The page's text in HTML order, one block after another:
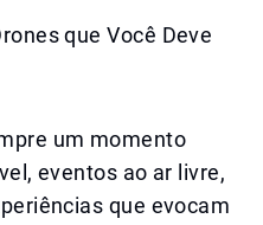
que Você Deve
um momento
eventos ao ar livre,
que evocam